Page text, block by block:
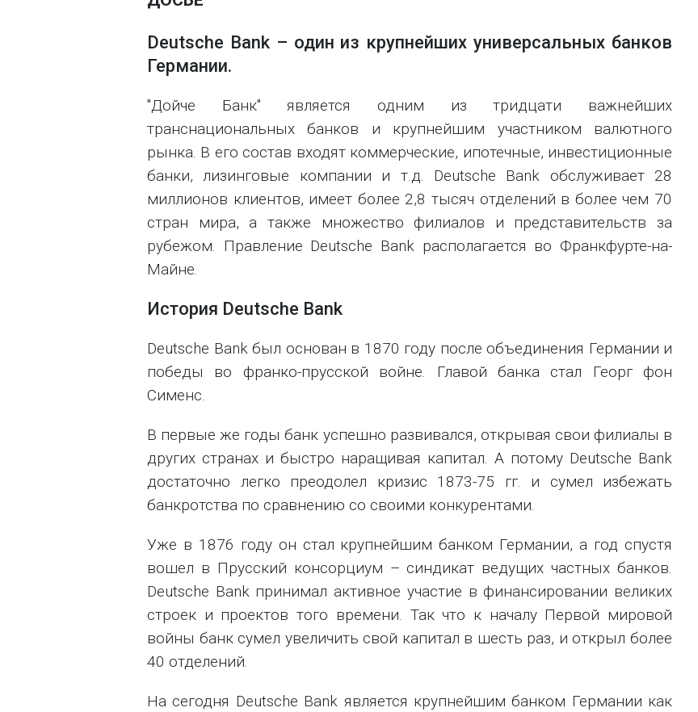
Deutsche Bank – один из крупнейших универсальных банков
Германии.
"Дойче Банк" является одним из тридцати важнейших
транснациональных банков и крупнейшим участником валютного
рынка. В его состав входят коммерческие, ипотечные, инвестиционные
банки, лизинговые компании и т.д. Deutsche Bank обслуживает 28
миллионов клиентов, имеет более 2,8 тысяч отделений в более чем 70
стран мира, а также множество филиалов и представительств за
рубежом. Правление Deutsche Bank располагается во Франкфурте-на-
Майне.
История Deutsche Bank
Deutsche Bank был основан в 1870 году после объединения Германии и
победы во франко-прусской войне. Главой банка стал Георг фон
Сименс.
В первые же годы банк успешно развивался, открывая свои филиалы в
других странах и быстро наращивая капитал. А потому Deutsche Bank
достаточно легко преодолел кризис 1873-75 гг. и сумел избежать
банкротства по сравнению со своими конкурентами.
Уже в 1876 году он стал крупнейшим банком Германии, а год спустя
вошел в Прусский консорциум – синдикат ведущих частных банков.
Deutsche Bank принимал активное участие в финансировании великих
строек и проектов того времени. Так что к началу Первой мировой
войны банк сумел увеличить свой капитал в шесть раз, и открыл более
40 отделений.
На сегодня Deutsche Bank является крупнейшим банком Германии как